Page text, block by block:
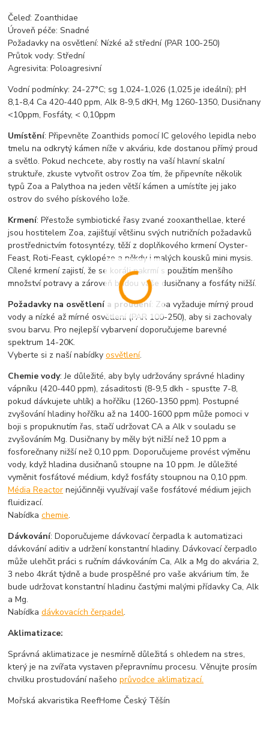
Čeleď: Zoanthidae
Úroveň péče: Snadné
Požadavky na osvětlení: Nízké až střední (PAR 100-250)
Průtok vody: Střední
Agresivita: Poloagresivní
Vodní podmínky: 24-27°C; sg 1,024-1,026 (1,025 je ideální); pH
8,1-8,4 Ca 420-440 ppm, Alk 8-9,5 dKH, Mg 1260-1350, Dusičnany
<10ppm, Fosfáty, < 0,10ppm
Umístění: Připevněte Zoanthids pomocí IC gelového lepidla nebo
tmelu na odkrytý kámen níže v akváriu, kde dostanou přímý proud
a světlo. Pokud nechcete, aby rostly na vaší hlavní skalní
struktuře, zkuste vytvořit ostrov Zoa tím, že připevníte několik
typů Zoa a Palythoa na jeden větší kámen a umístíte jej jako
ostrov do svého pískového lože.
Krmení: Přestože symbiotické řasy zvané zooxanthellae, které
jsou hostitelem Zoa, zajišťují většinu svých nutričních požadavků
prostřednictvím fotosyntézy, těží z doplňkového krmení Oyster-
Feast, Roti-Feast, cyklopéze a někdy i malých kousků mini mysis.
Cílené krmení zajistí, že se koráli nakrmí s použitím menšího
množství potravy a zároveň budou vaše dusičnany a fosfáty nižší.
Požadavky na osvětlení a proudění: Zoa vyžaduje mírný proud
vody a nízké až mírné osvětlení (PAR 100-250), aby si zachovaly
svou barvu. Pro nejlepší vybarvení doporučujeme barevné
spektrum 14-20K.
Vyberte si z naší nabídkyosvětlení.
Chemie vody: Je důležité, aby byly udržovány správné hladiny
vápníku (420-440 ppm), zásaditosti (8-9,5 dkh - spusťte 7-8,
pokud dávkujete uhlík) a hořčíku (1260-1350 ppm). Postupné
zvyšování hladiny hořčíku až na 1400-1600 ppm může pomoci v
boji s propuknutím řas, stačí udržovat CA a Alk v souladu se
zvyšováním Mg. Dusičnany by měly být nižší než 10 ppm a
fosforečnany nižší než 0,10 ppm. Doporučujeme provést výměnu
vody, když hladina dusičnanů stoupne na 10 ppm. Je důležité
vyměnit fosfátové médium, když fosfáty stoupnou na 0,10 ppm.
Média Reactor nejúčinněji využívají vaše fosfátové médium jejich
fluidizací.
Nabídkachemie.
Dávkování: Doporučujeme dávkovací čerpadla k automatizaci
dávkování aditiv a udržení konstantní hladiny. Dávkovací čerpadlo
může ulehčit práci s ručním dávkováním Ca, Alk a Mg do akvária 2,
3 nebo 4krát týdně a bude prospěšné pro vaše akvárium tím, že
bude udržovat konstantní hladinu častými malými přídavky Ca, Alk
a Mg.
Nabídkadávkovacích čerpadel.
Aklimatizace:
Správná aklimatizace je nesmírně důležitá s ohledem na stres,
který je na zvířata vystaven přepravnímu procesu. Věnujte prosím
chvilku prostudování našehoprůvodce aklimatizací.
Mořská akvaristika ReefHome Český Těšín